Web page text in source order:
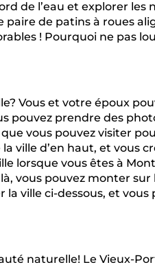
de l’eau et explorer
de patins à roues
! Pourquoi ne pas
Vous et votre époux
pouvez prendre des
vous pouvez visiter
ville d’en haut, et vous
lorsque vous êtes à
vous pouvez monter
ville ci-dessous, et
naturelle! Le Vieux-